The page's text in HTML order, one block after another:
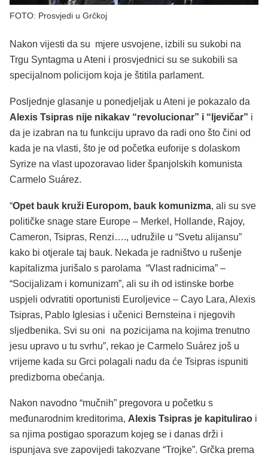
FOTO: Prosvjedi u Grčkoj
Nakon vijesti da su mjere usvojene, izbili su sukobi na
Trgu Syntagma u Ateni i prosvjednici su se sukobili sa
specijalnom policijom koja je štitila parlament.
Posljednje glasanje u ponedjeljak u Ateni je pokazalo da
Alexis Tsipras nije nikakav “revolucionar” i “ljevičar” i
da je izabran na tu funkciju upravo da radi ono što čini od
kada je na vlasti, što je od početka euforije s dolaskom
Syrize na vlast upozoravao lider španjolskih komunista
Carmelo Suárez.
“Opet bauk kruži Europom, bauk komunizma, ali su sve
političke snage stare Europe – Merkel, Hollande, Rajoy,
Cameron, Tsipras, Renzi…., udružile u “Svetu alijansu”
kako bi otjerale taj bauk. Nekada je radništvo u rušenje
kapitalizma jurišalo s parolama “Vlast radnicima” –
“Socijalizam i komunizam”, ali su ih od istinske borbe
uspjeli odvratiti oportunisti Euroljevice – Cayo Lara, Alexis
Tsipras, Pablo Iglesias i učenici Bernsteina i njegovih
sljedbenika. Svi su oni na pozicijama na kojima trenutno
jesu upravo u tu svrhu”, rekao je Carmelo Suárez još u
vrijeme kada su Grci polagali nadu da će Tsipras ispuniti
predizborna obećanja.
Nakon navodno “mučnih” pregovora u početku s
međunarodnim kreditorima, Alexis Tsipras je kapitulirao i
sa njima postigao sporazum kojeg se i danas drži i
ispunjava sve zapovijedi takozvane “Trojke”. Grčka prema